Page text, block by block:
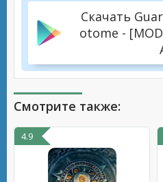
Скачать
otome -
Смотрите также:
4.9